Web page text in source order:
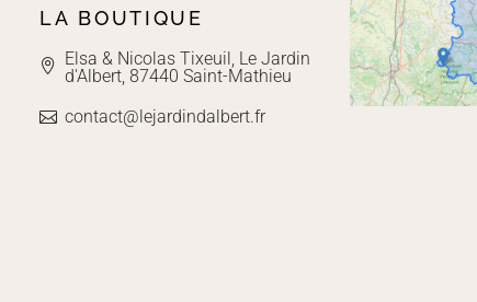
LA BOUTIQUE
Elsa & Nicolas Tixeuil, Le Jardin
d'Albert, 87440 Saint-Mathieu
contact@lejardindalbert.fr